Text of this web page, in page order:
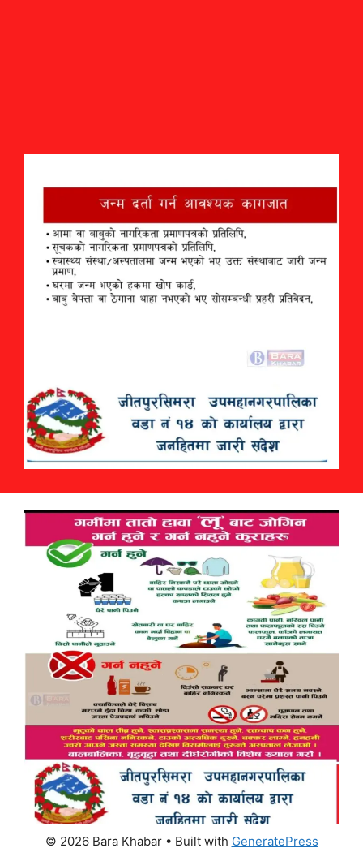
© 2026 Bara Khabar• Built with GeneratePress